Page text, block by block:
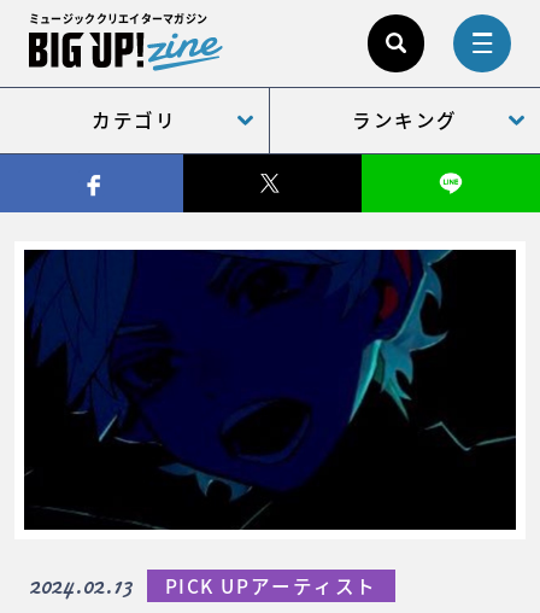
ミュージッククリエイターマガジン
カテゴリ ランキング
2024.02.13 PICK UPアーティスト